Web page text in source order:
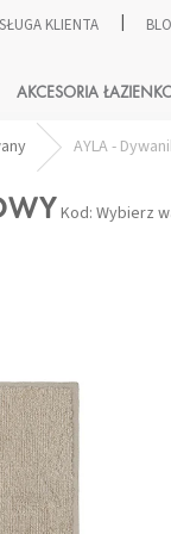
KLIENTA
AKCESORIA
AYLA -
Kod: Wybierz